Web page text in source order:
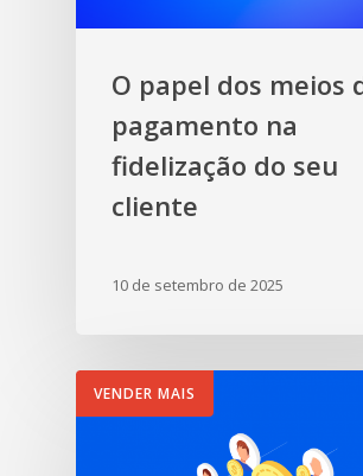
O papel dos meios
pagamento na
fidelização do seu
cliente
10 de setembro de 2025
VENDER MAIS